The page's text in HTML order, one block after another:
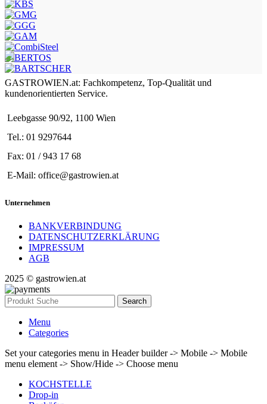
GASTROWIEN.at: Fachkompetenz, Top-Qualität und
kundenorientierten Service.
Leebgasse 90/92, 1100 Wien
Tel.: 01 9297644
Fax: 01 / 943 17 68
E-Mail: office@gastrowien.at
Unternehmen
BANKVERBINDUNG
DATENSCHUTZERKLÄRUNG
IMPRESSUM
AGB
2025 © gastrowien.at
Search
Menu
Categories
Set your categories menu in Header builder -> Mobile -> Mobile
menu element -> Show/Hide -> Choose menu
KOCHSTELLE
Drop-in